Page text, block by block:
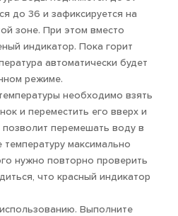
до 36 и зафиксируется на
зоне. При этом вместо
индикатор. Пока горит
автоматически будет
режиме.
необходимо взять
и переместить его вверх и
позволит перемешать воду в
температуру максимально
нужно повторно проверить
что красный индикатор
Выполните